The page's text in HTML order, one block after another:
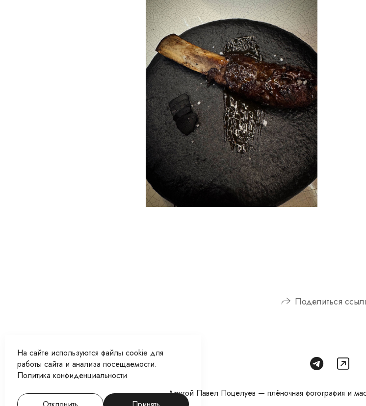
Поделиться
Другой Павел Поцелуев — плёночная фотография и
На сайте используются файлы cookie для
работы сайта и анализа посещаемости.
Политика конфиденциальности